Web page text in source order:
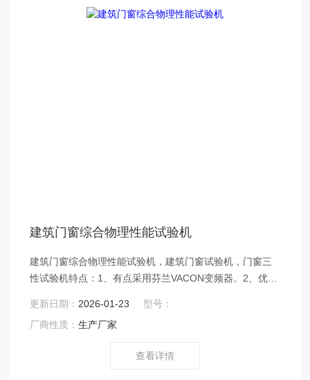
建筑门窗综合物理性能试验机
建筑门窗综合物理性能试验机，建筑门窗试验机，门窗三
性试验机特点：1、有点采用芬兰VACON变频器。2、优点
GB/T7106-2008。4、采用全新机箱，更符合人体工学。
5、采用标准Modbus标准通信协议。
更新日期： 2026-01-23
型号：
厂商性质：生产厂家
查看详情